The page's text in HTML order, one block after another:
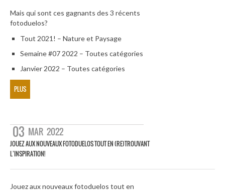
Mais qui sont ces gagnants des 3 récents
fotoduelos?
Tout 2021! – Nature et Paysage
Semaine #07 2022 – Toutes catégories
Janvier 2022 – Toutes catégories
PLUS
03 MAR 2022
JOUEZ AUX NOUVEAUX FOTODUELOS TOUT EN (RE)TROUVANT
L’INSPIRATION!
Jouez aux nouveaux fotoduelos tout en